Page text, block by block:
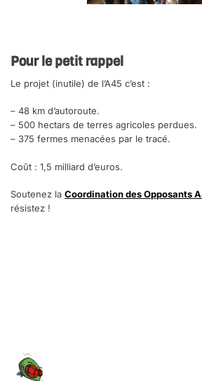
Pour le petit rappel
Le projet (inutile) de l’A45 c’est :
– 48 km d’autoroute.
– 500 hectars de terres agricoles perdues.
– 375 fermes menacées par le tracé.
Coût : 1,5 milliard d’euros.
Soutenez la Coordination des Opposants
résistez !